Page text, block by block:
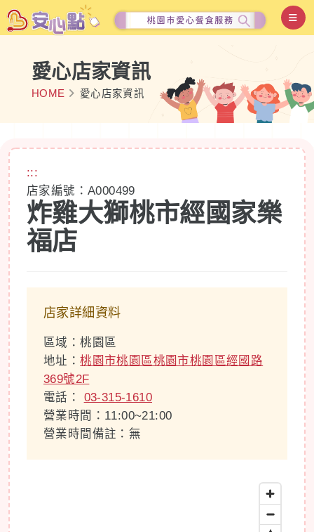
愛心店家資訊
HOME 愛心店家資訊
:::
店家編號：A000499
炸雞大獅桃市經國家樂
福店
店家詳細資料
區域：桃園區
地址：桃園市桃園區桃園市桃園區經國路
369號2F
電話： 03-315-1610
營業時間：11:00~21:00
營業時間備註：無